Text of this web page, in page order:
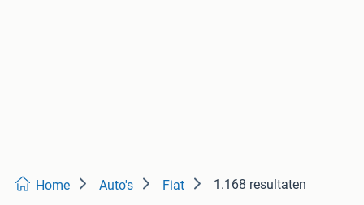
Home Auto's Fiat 1.168 resultaten